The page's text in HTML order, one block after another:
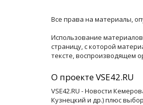
Все права на материалы,
Использование
страницу, с которой
тексте, воспроизводящем
О проекте VSE42.RU
VSE42.RU - Новости
Кузнецкий и др.) плюс